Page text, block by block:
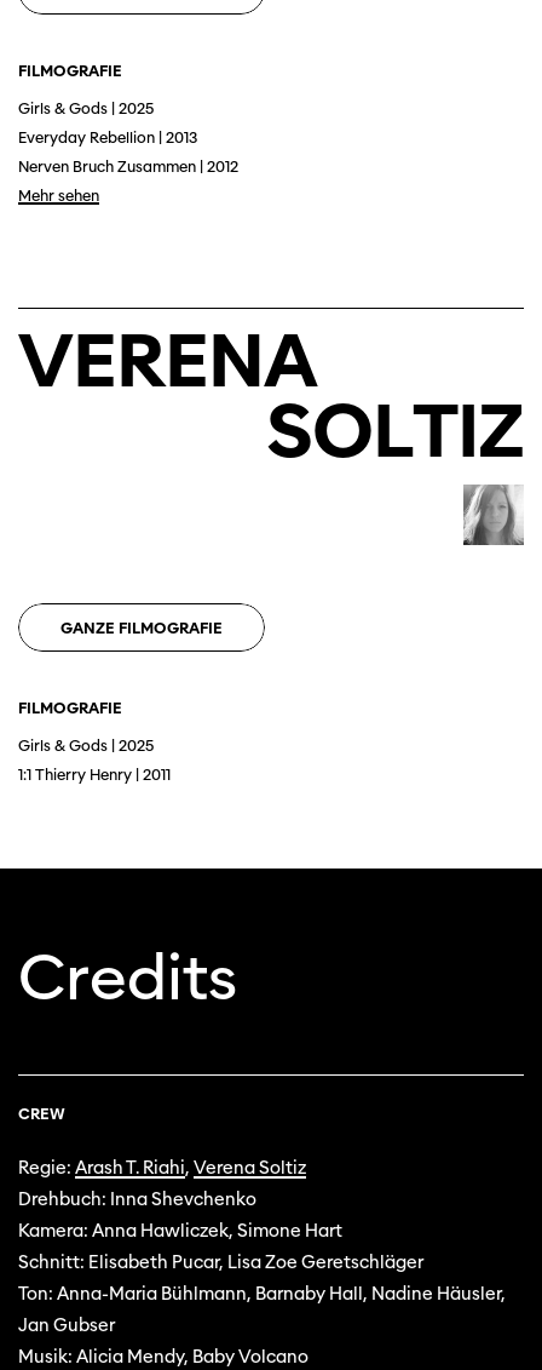
FILMOGRAFIE
Girls & Gods | 2025
Everyday Rebellion | 2013
Nerven Bruch Zusammen | 2012
Mehr sehen
VERENA
SOLTIZ
GANZE FILMOGRAFIE
FILMOGRAFIE
Girls & Gods | 2025
1:1 Thierry Henry | 2011
Credits
CREW
Regie: Arash T. Riahi, Verena Soltiz
Drehbuch: Inna Shevchenko
Kamera: Anna Hawliczek, Simone Hart
Schnitt: Elisabeth Pucar, Lisa Zoe Geretschläger
Ton: Anna-Maria Bühlmann, Barnaby Hall, Nadine Häusler,
Jan Gubser
Musik: Alicia Mendy, Baby Volcano